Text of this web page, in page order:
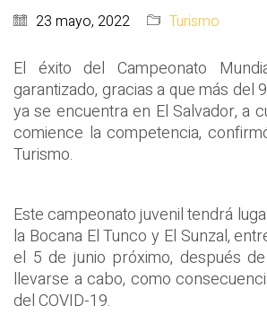
23 mayo, 2022 Turismo
El éxito del Campeonato
garantizado, gracias a que más del
ya se encuentra en El Salvador, a
comience la competencia,
Turismo.
Este campeonato juvenil tendrá
la Bocana El Tunco y El Sunzal,
el 5 de junio próximo, después
llevarse a cabo, como
del COVID-19.